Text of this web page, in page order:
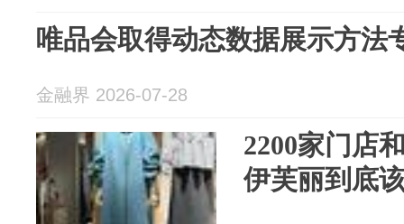
唯品会取得动态数据展示方法
金融界 2026-07-28
2200家门店
伊芙丽到底